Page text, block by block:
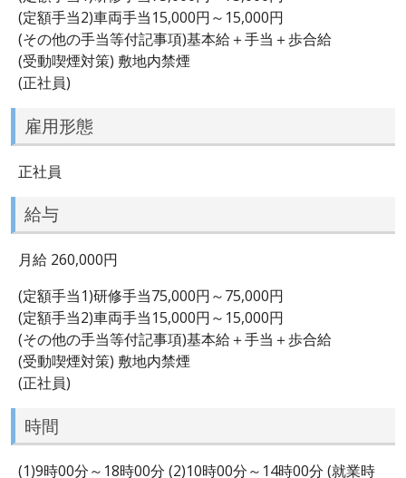
(定額手当2)車両手当15,000円～15,000円
(その他の手当等付記事項)基本給＋手当＋歩合給
(受動喫煙対策) 敷地内禁煙
(正社員)
雇用形態
正社員
給与
月給 260,000円
(定額手当1)研修手当75,000円～75,000円
(定額手当2)車両手当15,000円～15,000円
(その他の手当等付記事項)基本給＋手当＋歩合給
(受動喫煙対策) 敷地内禁煙
(正社員)
時間
(1)9時00分～18時00分 (2)10時00分～14時00分 (就業時